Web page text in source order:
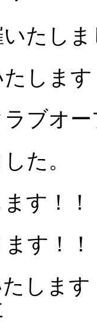
たし
しま
ブオ
た。
す！！
す！！
します